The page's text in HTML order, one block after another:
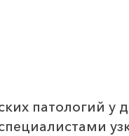
патологий у